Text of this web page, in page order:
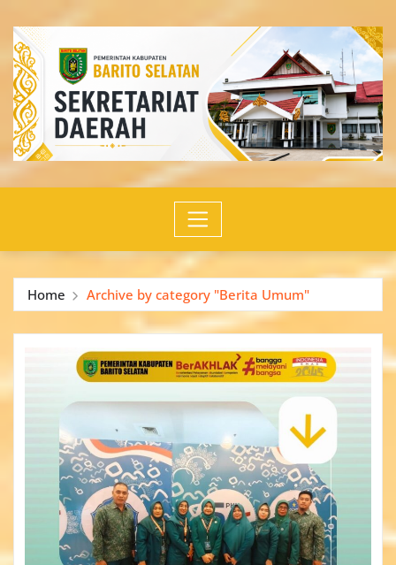
content
Home Archive by category "Berita Umum"